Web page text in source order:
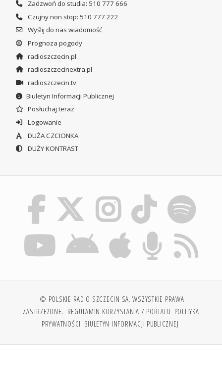
Zadzwoń do studia: 510 777 666
Czujny non stop: 510 777 222
Wyślij do nas wiadomość
Prognoza pogody
radioszczecin.pl
radioszczecinextra.pl
radioszczecin.tv
Biuletyn Informacji Publicznej
Posłuchaj teraz
Logowanie
DUŻA CZCIONKA
DUŻY KONTRAST
© POLSKIE RADIO SZCZECIN SA. WSZYSTKIE PRAWA
ZASTRZEŻONE. REGULAMIN KORZYSTANIA Z PORTALU POLITYKA
PRYWATNOŚCI BIULETYN INFORMACJI PUBLICZNEJ